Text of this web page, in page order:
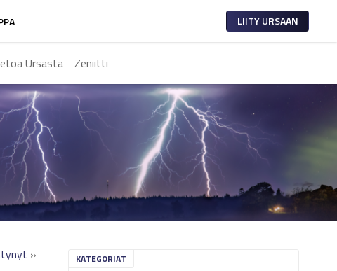
LIITY URSAAN
Ursasta Zeniitti
KATEGORIAT
»